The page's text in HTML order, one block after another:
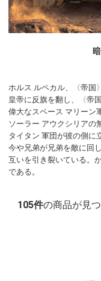
ホルス ルペカル、〈帝国
皇帝に反旗を翻し、〈帝
偉大なスペース マリーン
ソーラー アウクシリアの
タイタン 軍団が彼の側に
今や兄弟が兄弟を敵に回
互いを引き裂いている。
である。
105件の商品が見